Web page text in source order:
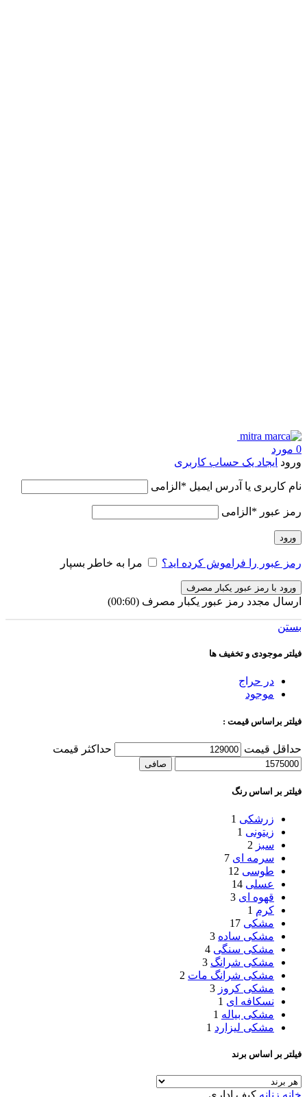
0 مورد
ورود ایجاد یک حساب کاربری
نام کاربری یا آدرس ایمیل * الزامی
رمز عبور * الزامی
ورود
رمز عبور را فراموش کرده اید؟ مرا به خاطر بسپار
ورود با رمز عبور یکبار مصرف
ارسال مجدد رمز عبور یکبار مصرف (00:
60
)
بستن
فیلتر موجودی و تخفیف ها
در حراج
موجود
فیلتر براساس قیمت :
حداقل قیمت حداكثر قيمت
صافی
فیلتر بر اساس رنگ
زرشکی 1
زیتونی 1
سبز 2
سرمه ای 7
طوسی 12
عسلی 14
قهوه ای 3
کرم 1
مشکی 17
مشکی ساده 3
مشکی سنگی 4
مشکی شرانگ 3
مشکی شرانگ مات 2
مشکی کروز 3
نسکافه ای 1
مشکی بیاله 1
مشکی لیزارد 1
فیلتر بر اساس برند